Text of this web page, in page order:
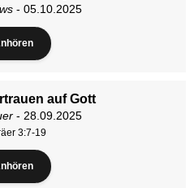
- 05.10.2025
auf Gott
- 28.09.2025
3:7-19